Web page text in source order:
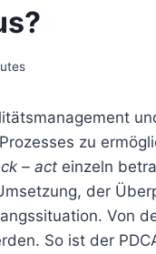
zu
– act einzeln
der
Von
So ist der